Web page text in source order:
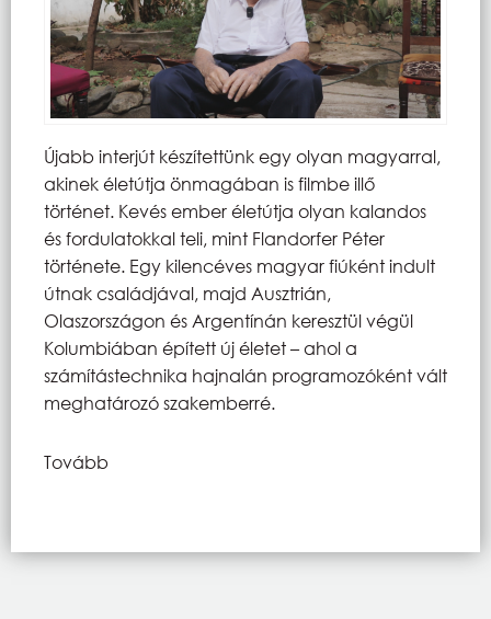
Újabb interjút készítettünk egy olyan magyarral,
akinek életútja önmagában is filmbe illő
történet. Kevés ember életútja olyan kalandos
és fordulatokkal teli, mint Flandorfer Péter
története. Egy kilencéves magyar fiúként indult
útnak családjával, majd Ausztrián,
Olaszországon és Argentínán keresztül végül
Kolumbiában épített új életet – ahol a
számítástechnika hajnalán programozóként vált
meghatározó szakemberré.
Tovább